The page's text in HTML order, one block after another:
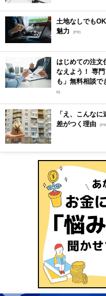
土地なしでも
魅力
[PR]
はじめての注文
なえよう！ 専
も」無料相談で
R]
「え、こんな
差がつく理由